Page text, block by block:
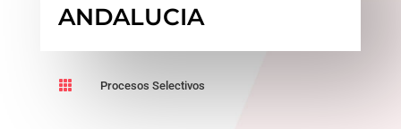
ANDALUCIA
 Procesos Selectivos